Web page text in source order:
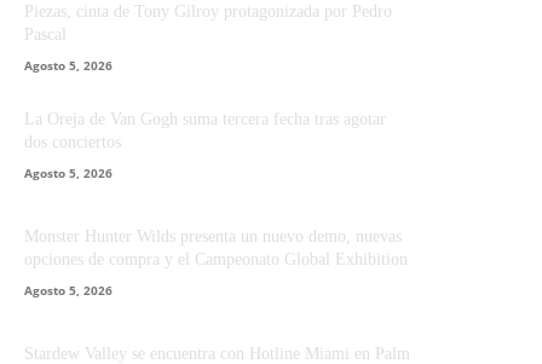
Piezas, cinta de Tony Gilroy protagonizada por Pedro
Pascal
Agosto 5, 2026
La Oreja de Van Gogh suma tercera fecha tras agotar
dos conciertos
Agosto 5, 2026
Monster Hunter Wilds presenta un nuevo demo, nuevas
opciones de compra y el Campeonato Global Exhibition
Agosto 5, 2026
Stardew Valley se encuentra con Hotline Miami en Palm